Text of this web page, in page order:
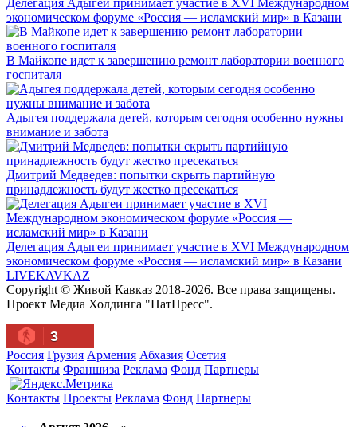
экономическом форуме «Россия — исламский мир» в Казани
В Майкопе идет к завершению ремонт лаборатории военного
госпиталя
Адыгея поддержала детей, которым сегодня особенно нужны
внимание и забота
Дмитрий Медведев: попытки скрыть партийную
принадлежность будут жестко пресекаться
Делегация Адыгеи принимает участие в XVI Международном
экономическом форуме «Россия — исламский мир» в Казани
LIVEKAVKAZ
Copyright © Живой Кавказ 2018-2026. Все права защищены.
Проект Медиа Холдинга "НатПресс".
3
Россия Грузия Армения Абхазия Осетия
Контакты Франшиза Реклама Фонд Партнеры
Контакты Проекты Реклама Фонд Партнеры